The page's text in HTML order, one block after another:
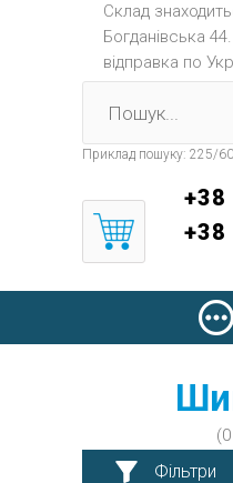
Склад
Богданівська
відправка по
Приклад пошуку: 225/
+38
+38
Фільтри